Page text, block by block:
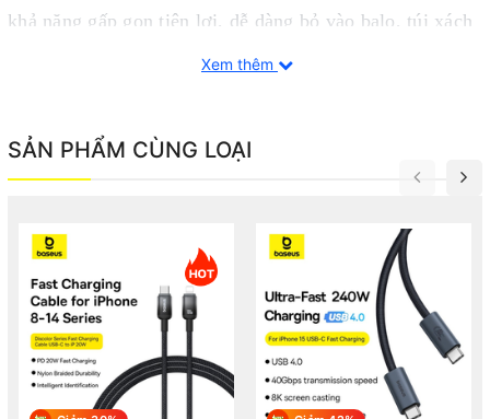
khả năng gấp gọn tiện lợi, dễ dàng bỏ vào balo, túi xách
hay treo lên balo trong những chuyến đi dài. Chất liệu
lượng cao, thiết bị cho khả năng chuyển đổi năng lượng
hiệu quả, cung cấp công suất sạc lên đến 28W, đủ để sạc
điện thoại, máy tính bảng, tai nghe, pin dự phòng và các
thiết bị USB khác.
– Với 2 cổng tiện lợi, có thể sạc được 2 thiết bị cùng lúc
Xem thêm
SẢN PHẨM CÙNG LOẠI